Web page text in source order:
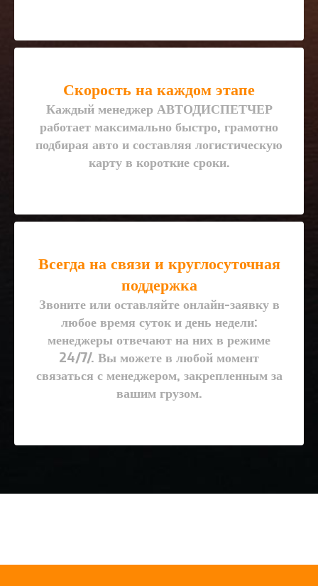
Скорость на каждом этапе
Каждый менеджер АВТОДИСПЕТЧЕР
работает максимально быстро, грамотно
подбирая авто и составляя логистическую
карту в короткие сроки.
Всегда на связи и круглосуточная
поддержка
Звоните или оставляйте онлайн-заявку в
любое время суток и день недели:
менеджеры отвечают на них в режиме
24/7/. Вы можете в любой момент
связаться с менеджером, закрепленным за
вашим грузом.